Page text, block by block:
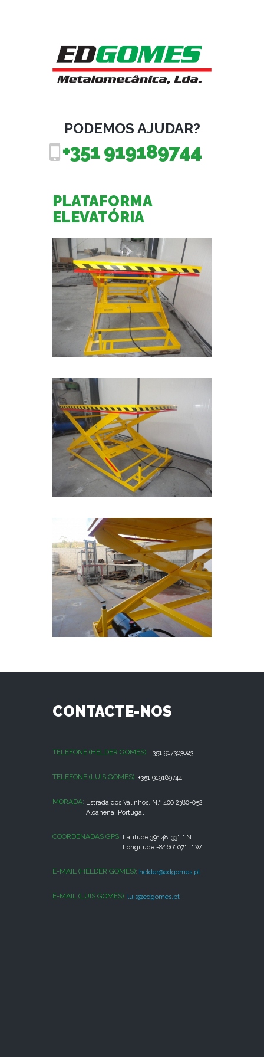
PODEMOS AJUDAR?
+351 919189744
PLATAFORMA
ELEVATÓRIA
CONTACTE-NOS
TELEFONE (HELDER GOMES): +351 917303023
TELEFONE (LUIS GOMES): +351 919189744
MORADA: Estrada dos Valinhos, N.º 400 2380-052
Alcanena, Portugal
COORDENADAS GPS: Latitude 39º 48' 33'' ' N
Longitude -8º 66' 07''' ' W.
E-MAIL (HELDER GOMES): helder@edgomes.pt
E-MAIL (LUIS GOMES): luis@edgomes.pt